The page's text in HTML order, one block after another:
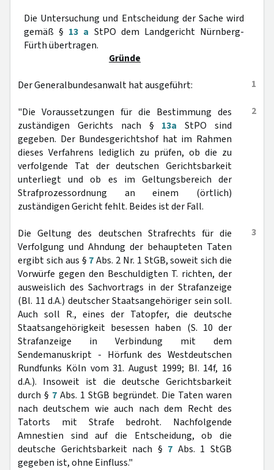
Die Untersuchung und Entscheidung der Sache wird
gemäß § 13 a StPO dem Landgericht Nürnberg-
Fürth übertragen.
Gründe
1
Der Generalbundesanwalt hat ausgeführt:
2
"Die Voraussetzungen für die Bestimmung des
zuständigen Gerichts nach § 13a StPO sind
gegeben. Der Bundesgerichtshof hat im Rahmen
dieses Verfahrens lediglich zu prüfen, ob die zu
verfolgende Tat der deutschen Gerichtsbarkeit
unterliegt und ob es im Geltungsbereich der
Strafprozessordnung an einem (örtlich)
zuständigen Gericht fehlt. Beides ist der Fall.
3
Die Geltung des deutschen Strafrechts für die
Verfolgung und Ahndung der behaupteten Taten
ergibt sich aus § 7Abs. 2 Nr. 1 StGB, soweit sich die
Vorwürfe gegen den Beschuldigten T. richten, der
ausweislich des Sachvortrags in der Strafanzeige
(Bl. 11 d.A.) deutscher Staatsangehöriger sein soll.
Auch soll R., eines der Tatopfer, die deutsche
Staatsangehörigkeit besessen haben (S. 10 der
Strafanzeige in Verbindung mit dem
Sendemanuskript - Hörfunk des Westdeutschen
Rundfunks Köln vom 31. August 1999; BI. 14f, 16
d.A.). Insoweit ist die deutsche Gerichtsbarkeit
durch § 7 Abs. 1 StGB begründet. Die Taten waren
nach deutschem wie auch nach dem Recht des
Tatorts mit Strafe bedroht. Nachfolgende
Amnestien sind auf die Entscheidung, ob die
deutsche Gerichtsbarkeit nach § 7 Abs. 1 StGB
gegeben ist, ohne Einfluss."